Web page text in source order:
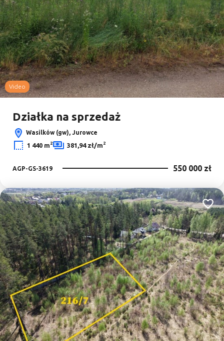
Video
Działka na sprzedaż
Wasilków (gw), Jurowce
1 440 m2 381,94 zł/m2
AGP-GS-3619 550 000 zł